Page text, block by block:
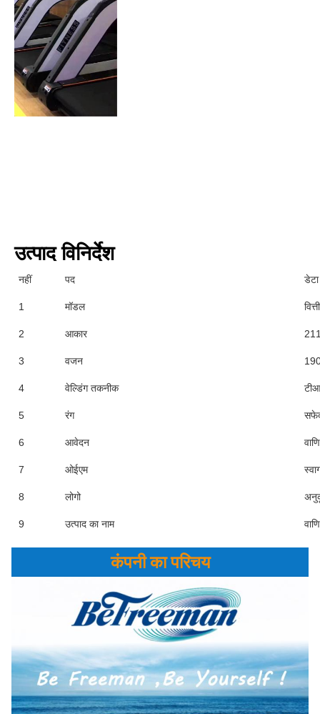
उत्पाद विनिर्देश
नहीं पद डेटा
1 मॉडल
2 आकार
3 वजन
4 वेल्डिंग तकनीक
5 रंग
6 आवेदन
7 ओईएम
8 लोगो
9 उत्पाद का नाम
कंपनी का परिचय